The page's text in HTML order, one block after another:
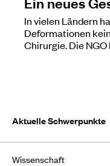
In vielen Ländern
Deformationen
Chirurgie. Die
Aktuelle Schwerpunkte
Wissenschaft